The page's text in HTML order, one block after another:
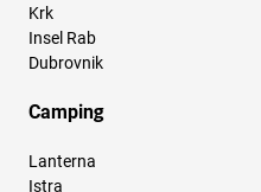
Krk
Insel Rab
Dubrovnik
Camping
Lanterna
Istra